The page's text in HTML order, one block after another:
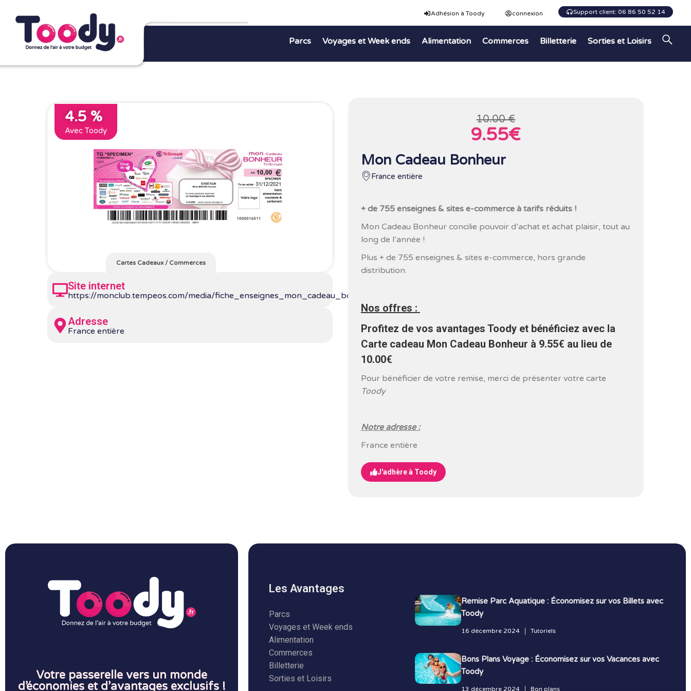
Adhésion à Toody connexion Support client: 06 86 50 52 14
Parcs Voyages et Week ends Alimentation Commerces Billetterie Sorties et Loisirs
4.5 %
Avec Toody
Cartes Cadeaux/ Commerces
Site internet
https://monclub.tempeos.com/media/fiche_enseignes_mon_cadeau_bonheur_01_2015__012922200_1624_21052019.pdf
Adresse
France entière
10.00 €
9.55€
Mon Cadeau Bonheur
France entière
+ de 755 enseignes & sites e-commerce à tarifs réduits !
Mon Cadeau Bonheur concilie pouvoir d’achat et achat plaisir, tout au
long de l’année !
Plus + de 755 enseignes & sites e-commerce, hors grande
distribution.
Nos offres :
Profitez de vos avantages Toody et bénéficiez avec la
Carte cadeau Mon Cadeau Bonheur à 9.55€ au lieu de
10.00€
Pour bénéficier de votre remise, merci de présenter votre carte
Toody
Notre adresse :
France entière
J'adhère à Toody
Votre passerelle vers un monde
d’économies et d’avantages exclusifs !
Les Avantages
Parcs
Voyages et Week ends
Alimentation
Commerces
Billetterie
Sorties et Loisirs
Remise Parc Aquatique : Économisez sur vos Billets avec
Toody
16 décembre 2024 Tutoriels
Bons Plans Voyage : Économisez sur vos Vacances avec
Toody
13 décembre 2024 Bon plans